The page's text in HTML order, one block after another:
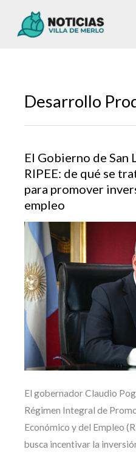
Desarrollo
El Gobierno de San
RIPEE: de qué se
para promover
empleo
El gobernador Claudio
Régimen Integral de
Económico y del Empleo
busca incentivar la